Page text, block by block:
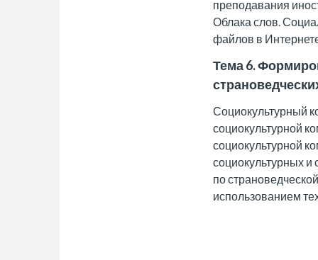
преподавания
Облака слов.
файлов в
Тема 6.
Социокультурный
социокультурной
социокультурной
социокультурных
по
использованием